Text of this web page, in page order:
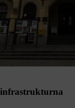
infrastrukturna